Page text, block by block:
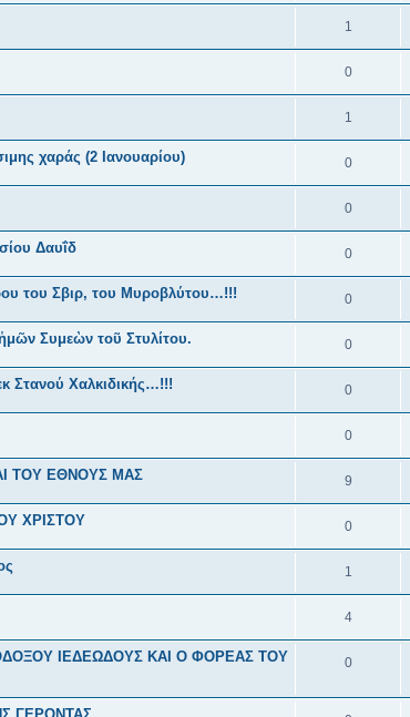
1
0
1
χαράς (2 Ιανουαρίου) 0
0
Δαυΐδ 0
του Σβιρ, του Μυροβλύτου…!!! 0
Συμεὼν τοῦ Στυλίτου. 0
Στανού Χαλκιδικής…!!! 0
0
ΤΟΥ ΕΘΝΟΥΣ ΜΑΣ 9
ΧΡΙΣΤΟΥ 0
1
4
ΙΕΔΕΩΔΟΥΣ ΚΑΙ Ο ΦΟΡΕΑΣ ΤΟΥ
0